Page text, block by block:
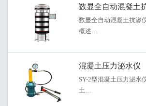
数显全自动混凝土
数显全自动混凝土抗渗
概述…
混凝土压力泌水仪
SY-2型混凝土压力泌水
土…